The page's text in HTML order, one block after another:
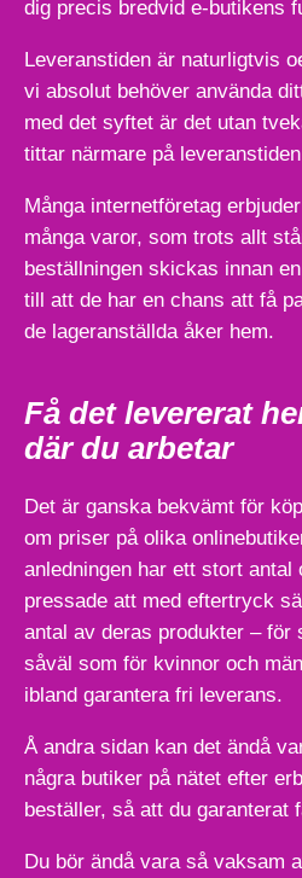
dig precis bredvid e-butikens
Leveranstiden är naturligtvis
vi absolut behöver använda
med det syftet är det utan
tittar närmare på
Många internetföretag
många varor, som trots allt
beställningen skickas innan
till att de har en chans att få
de lageranställda åker hem.
Få det levererat
där du arbetar
Det är ganska bekvämt för
om priser på olika
anledningen har ett stort antal
pressade att med eftertryck
antal av deras produkter – för
såväl som för kvinnor och
ibland garantera fri leverans.
Å andra sidan kan det ändå
några butiker på nätet efter
beställer, så att du garanterat
Du bör ändå vara så vaksam